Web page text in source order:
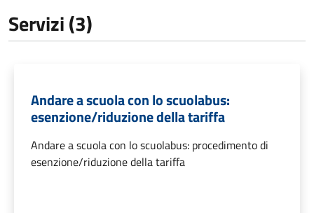
Servizi (3)
Andare a scuola con lo scuolabus:
esenzione/riduzione della tariffa
Andare a scuola con lo scuolabus: procedimento di
esenzione/riduzione della tariffa